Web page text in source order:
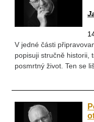
V jedné části
popisuji stručně historii,
posmrtný život. Ten se